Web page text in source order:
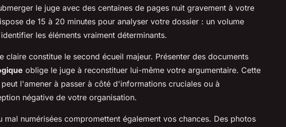
le juge avec des centaines de pages nuit gravement à votre
de 15 à 20 minutes pour analyser votre dossier : un volume
les éléments vraiment déterminants.
claire constitue le second écueil majeur. Présenter des documents
oblige le juge à reconstituer lui-même votre argumentaire. Cette
l'amener à passer à côté d'informations cruciales ou à
négative de votre organisation.
mal numérisées compromettent également vos chances. Des photos